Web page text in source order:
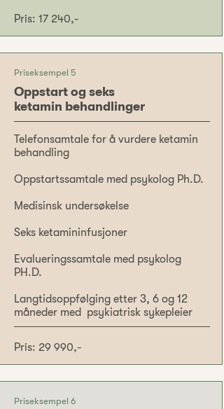
Pris: 17 240,-
Priseksempel 5
Oppstart og seks
ketamin behandlinger
Telefonsamtale for å vurdere ketamin
behandling
Oppstartssamtale med psykolog Ph.D.
Medisinsk undersøkelse
Seks ketamininfusjoner
Evalueringssamtale med psykolog
PH.D.
Langtidsoppfølging etter 3, 6 og 12
måneder med psykiatrisk sykepleier
Pris: 29 990,-
Priseksempel 6